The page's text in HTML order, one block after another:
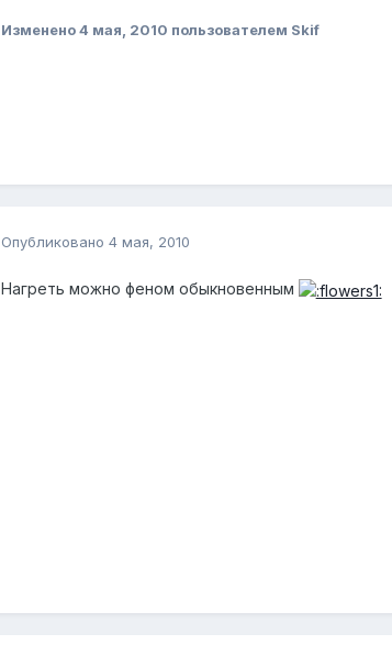
Изменено4 мая, 2010 пользователем Skif
Опубликовано 4 мая, 2010
Нагреть можно феном обыкновенным